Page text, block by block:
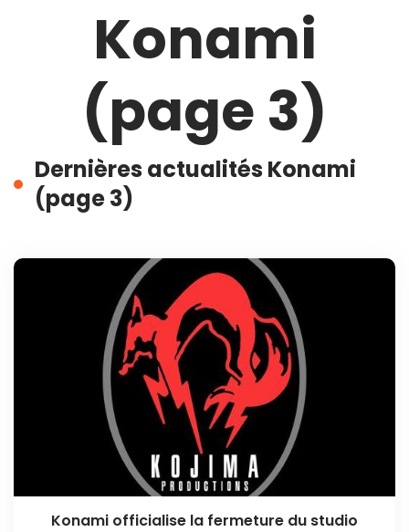
Konami
(page 3)
Dernières actualités Konami
(page 3)
Konami officialise la fermeture du studio